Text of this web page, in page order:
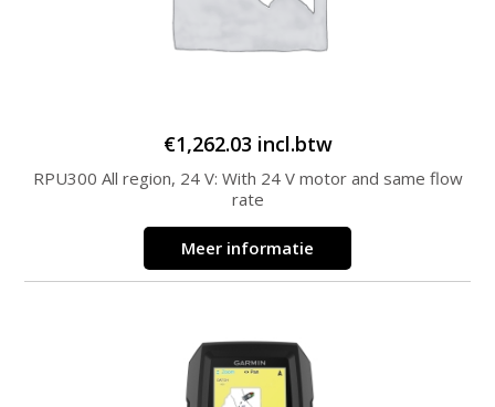
€1,262.03 incl.btw
RPU300 All region, 24 V: With 24 V motor and same flow
rate
Meer informatie